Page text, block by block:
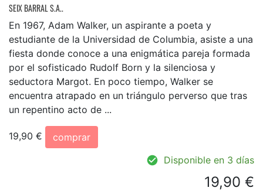
SEIX BARRAL S.A..
En 1967, Adam Walker, un aspirante a poeta y
estudiante de la Universidad de Columbia, asiste a una
fiesta donde conoce a una enigmática pareja formada
por el sofisticado Rudolf Born y la silenciosa y
seductora Margot. En poco tiempo, Walker se
encuentra atrapado en un triángulo perverso que tras
un repentino acto de ...
19,90 €
comprar
Disponible en 3 días
19,90 €